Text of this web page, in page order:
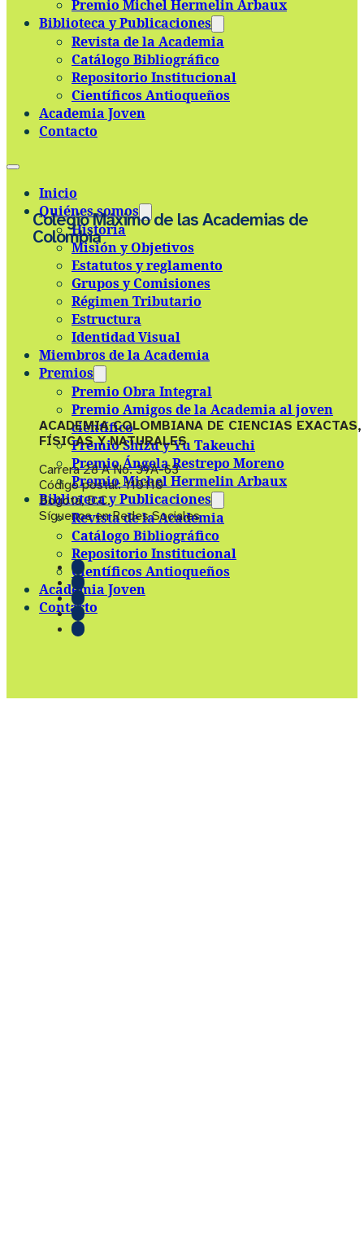
Skip to main contentSkip to footer
Premio Michel Hermelin Arbaux
Biblioteca y Publicaciones
Revista de la Academia
Catálogo Bibliográfico
Repositorio Institucional
Científicos Antioqueños
Academia Joven
Contacto
Inicio
Quiénes somos
Historia
Misión y Objetivos
Estatutos y reglamento
Grupos y Comisiones
Régimen Tributario
Estructura
Identidad Visual
Miembros de la Academia
Premios
Premio Obra Integral
Premio Amigos de la Academia al joven
científico
Premio Shizu y Yu Takeuchi
Premio Ángela Restrepo Moreno
Premio Michel Hermelin Arbaux
Biblioteca y Publicaciones
Revista de la Academia
Catálogo Bibliográfico
Repositorio Institucional
Científicos Antioqueños
Academia Joven
Contacto
Colegio Máximo de las Academias de
Colombia
ACADEMIA COLOMBIANA DE CIENCIAS EXACTAS,
FÍSICAS Y NATURALES
Carrera 28 A No. 39A-63
Código postal: 110110
Bogotá, D.C.
Síguenos en Redes Sociales